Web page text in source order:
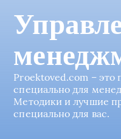
Proektoved.com – это
специально для
Методики и лучшие
специально для вас.